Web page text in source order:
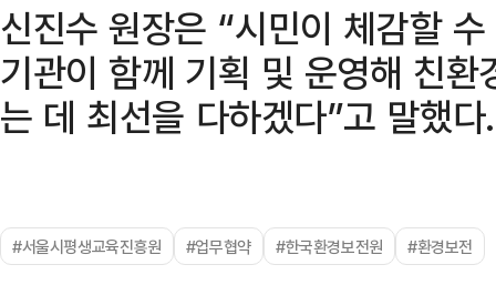
신진수 원장은 “시민이 체감할
기관이 함께 기획 및 운영해 친
는 데 최선을 다하겠다”고 말했다.
#서울시평생교육진흥원 #업무협약 #한국환경보전원 #환경보전